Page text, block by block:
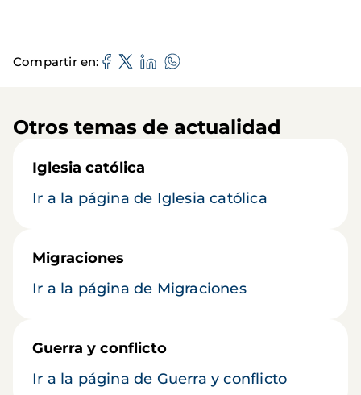
Compartir en
Otros temas de actualidad
Iglesia católica
Ir a la página de Iglesia católica
Migraciones
Ir a la página de Migraciones
Guerra y conflicto
Ir a la página de Guerra y conflicto